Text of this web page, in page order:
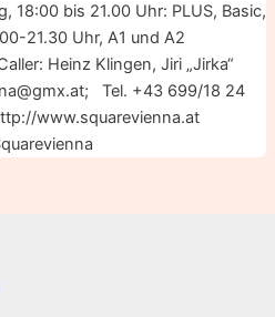
18:00 bis 21.00 Uhr: PLUS, Basic,
21.30 Uhr, A1 und A2
Heinz Klingen, Jiri „Jirka“
Tel. +43 699/18 24
www.squarevienna.at